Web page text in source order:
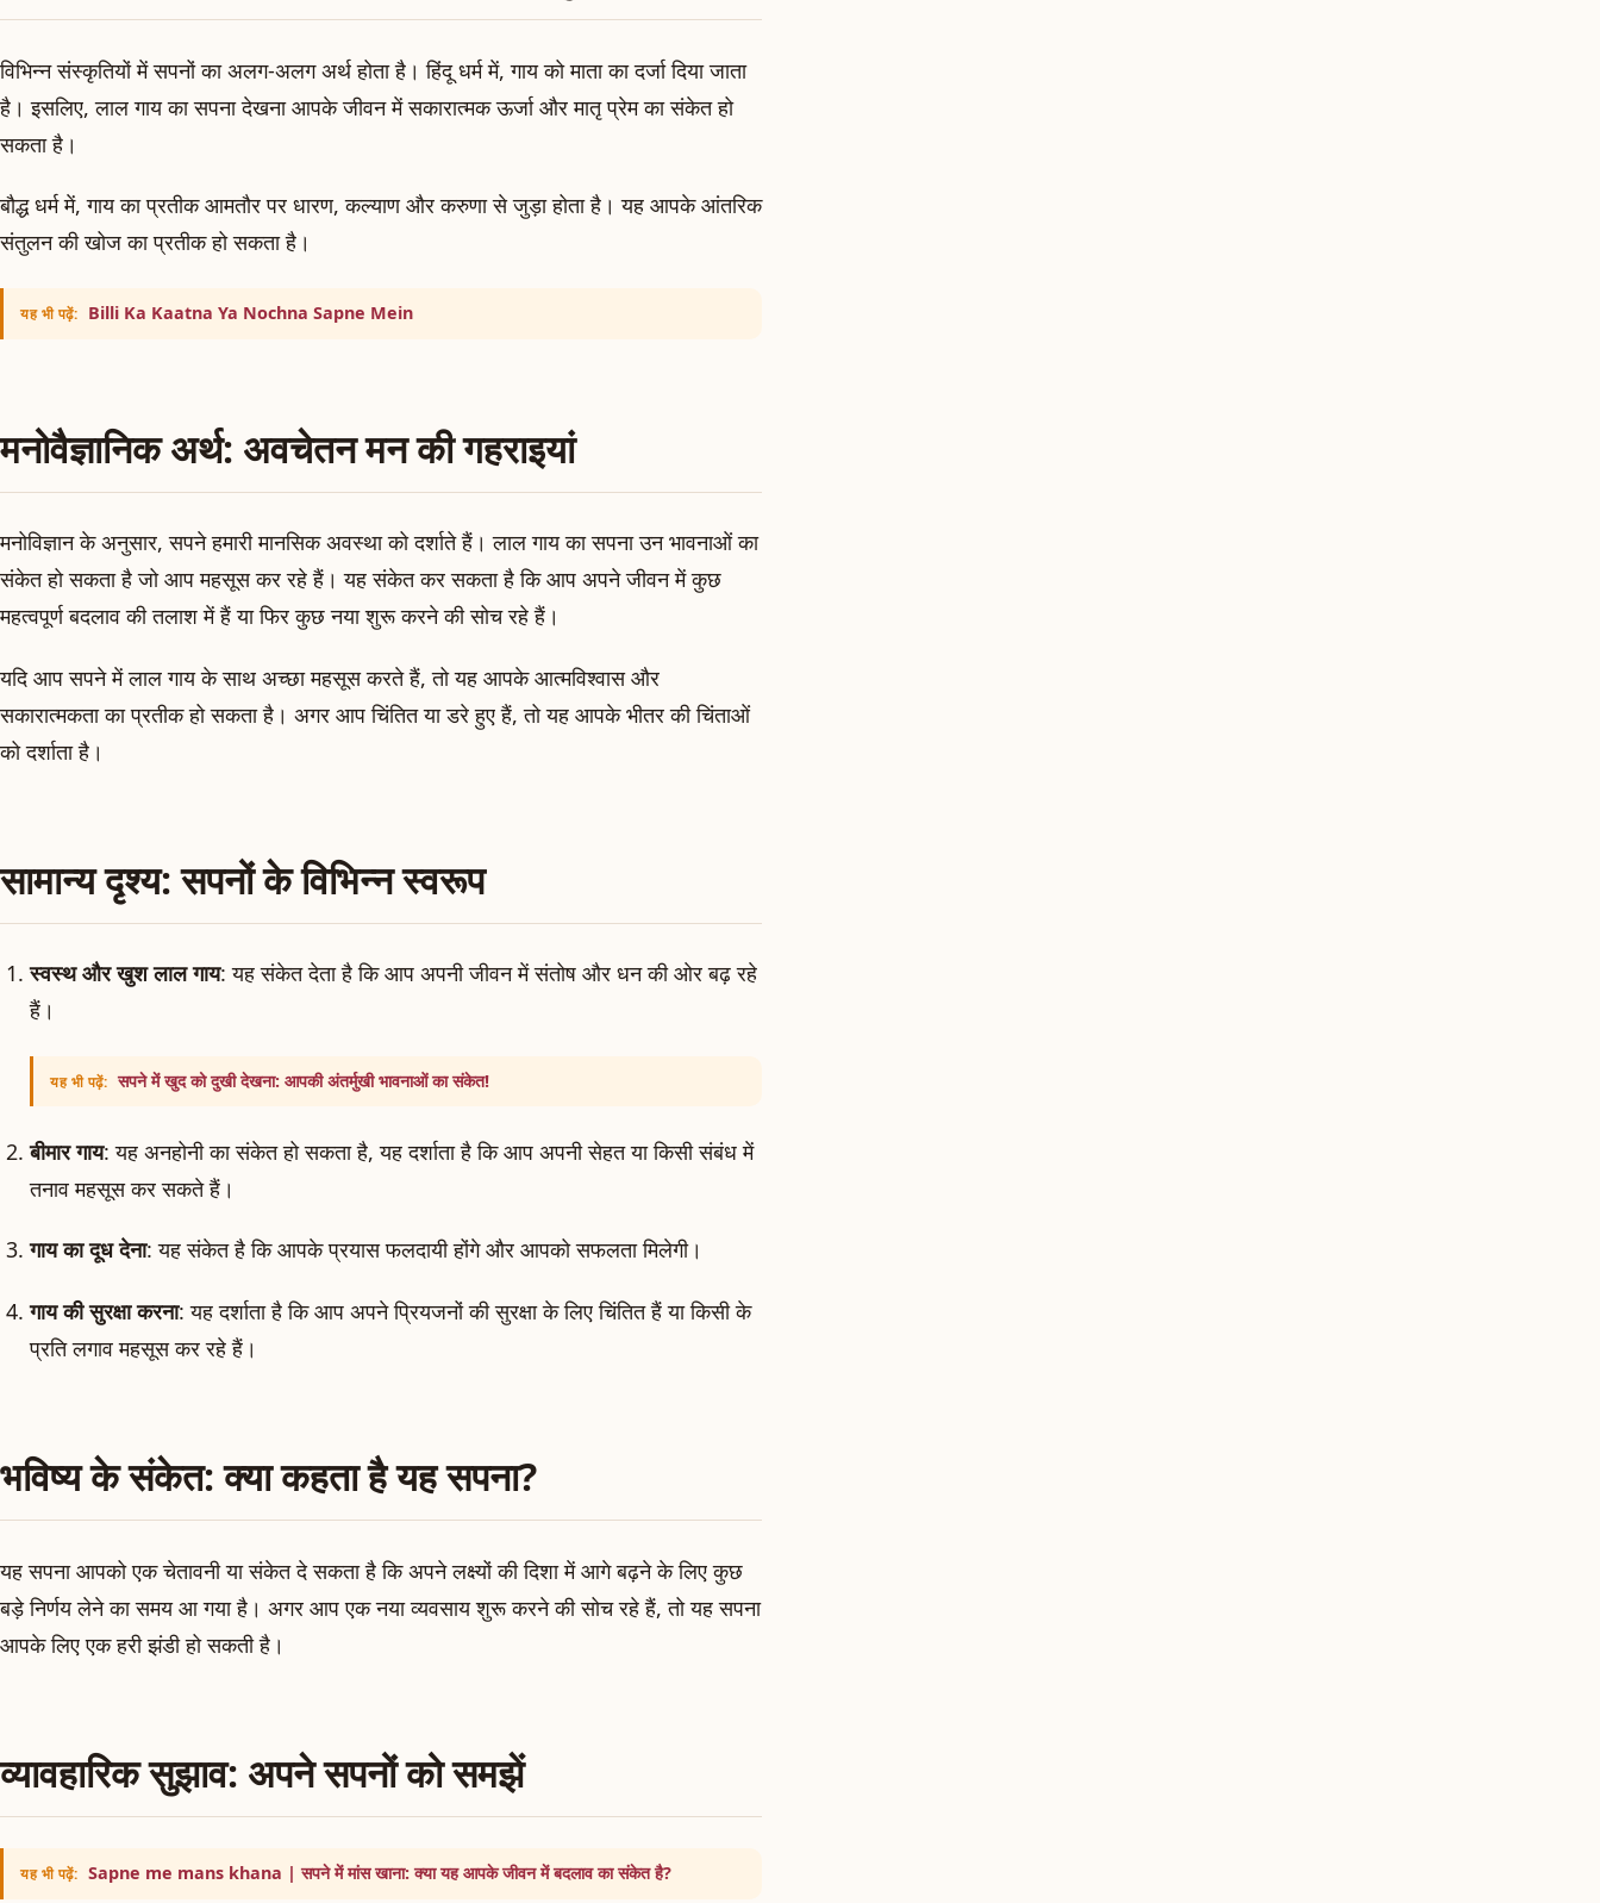
विभिन्न संस्कृतियों में सपनों का अलग-अलग अर्थ होता है। हिंदू धर्म में, गाय को माता का दर्जा दिया जाता
है। इसलिए, लाल गाय का सपना देखना आपके जीवन में सकारात्मक ऊर्जा और मातृ प्रेम का संकेत हो
सकता है।
बौद्ध धर्म में, गाय का प्रतीक आमतौर पर धारण, कल्याण और करुणा से जुड़ा होता है। यह आपके आंतरिक
संतुलन की खोज का प्रतीक हो सकता है।
यह भी पढ़ें: Billi Ka Kaatna Ya Nochna Sapne Mein
मनोवैज्ञानिक अर्थ: अवचेतन मन की गहराइयां
मनोविज्ञान के अनुसार, सपने हमारी मानसिक अवस्था को दर्शाते हैं। लाल गाय का सपना उन भावनाओं का
संकेत हो सकता है जो आप महसूस कर रहे हैं। यह संकेत कर सकता है कि आप अपने जीवन में कुछ
महत्वपूर्ण बदलाव की तलाश में हैं या फिर कुछ नया शुरू करने की सोच रहे हैं।
यदि आप सपने में लाल गाय के साथ अच्छा महसूस करते हैं, तो यह आपके आत्मविश्वास और
सकारात्मकता का प्रतीक हो सकता है। अगर आप चिंतित या डरे हुए हैं, तो यह आपके भीतर की चिंताओं
को दर्शाता है।
सामान्य दृश्य: सपनों के विभिन्न स्वरूप
स्वस्थ और खुश लाल गाय: यह संकेत देता है कि आप अपनी जीवन में संतोष और धन की ओर बढ़ रहे
हैं।
यह भी पढ़ें: सपने में खुद को दुखी देखना: आपकी अंतर्मुखी भावनाओं का संकेत!
बीमार गाय: यह अनहोनी का संकेत हो सकता है, यह दर्शाता है कि आप अपनी सेहत या किसी संबंध में
तनाव महसूस कर सकते हैं।
गाय का दूध देना: यह संकेत है कि आपके प्रयास फलदायी होंगे और आपको सफलता मिलेगी।
गाय की सुरक्षा करना: यह दर्शाता है कि आप अपने प्रियजनों की सुरक्षा के लिए चिंतित हैं या किसी के
प्रति लगाव महसूस कर रहे हैं।
भविष्य के संकेत: क्या कहता है यह सपना?
यह सपना आपको एक चेतावनी या संकेत दे सकता है कि अपने लक्ष्यों की दिशा में आगे बढ़ने के लिए कुछ
बड़े निर्णय लेने का समय आ गया है। अगर आप एक नया व्यवसाय शुरू करने की सोच रहे हैं, तो यह सपना
आपके लिए एक हरी झंडी हो सकती है।
व्यावहारिक सुझाव: अपने सपनों को समझें
यह भी पढ़ें: Sapne me mans khana | सपने में मांस खाना: क्या यह आपके जीवन में बदलाव का संकेत है?